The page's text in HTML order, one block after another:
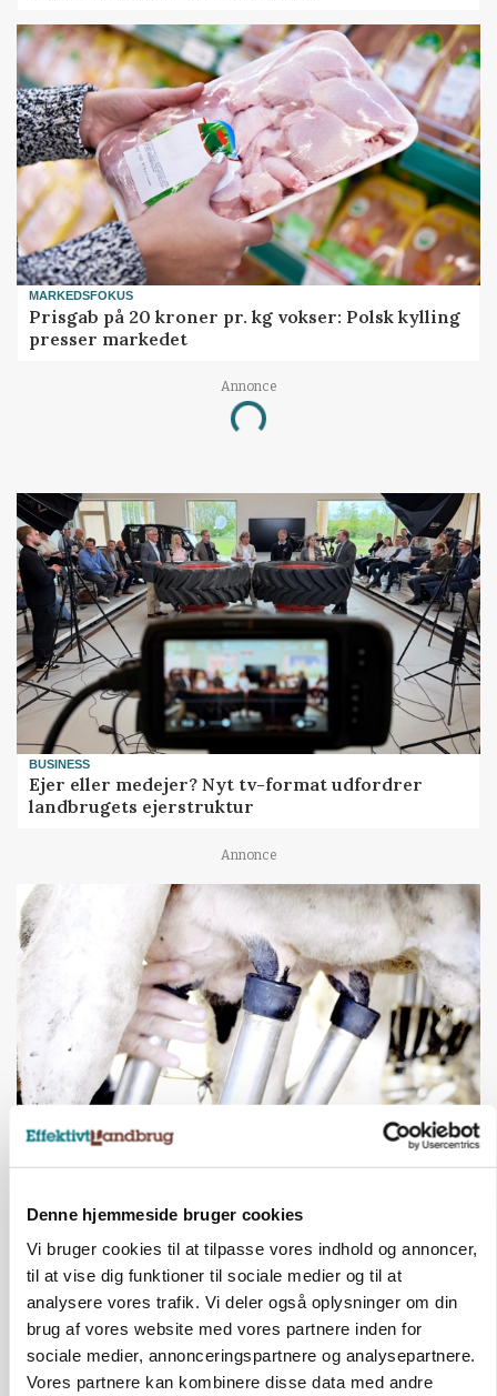
Denne hjemmeside bruger cookies
Vi bruger cookies til at tilpasse vores indhold og annoncer,
til at vise dig funktioner til sociale medier og til at
analysere vores trafik. Vi deler også oplysninger om din
brug af vores website med vores partnere inden for
sociale medier, annonceringspartnere og analysepartnere.
Vores partnere kan kombinere disse data med andre
MARKEDSFOKUS
Prisgab på 20 kroner pr. kg vokser: Polsk kylling
presser markedet
Annonce
Loading...
BUSINESS
Ejer eller medejer? Nyt tv-format udfordrer
landbrugets ejerstruktur
Annonce
Russisk mælkepris dykker 23 procent
Annonce
BUSINESS
Fra mark til mur: Byggeriet kan åbne nyt
marked for biokul
Annonce